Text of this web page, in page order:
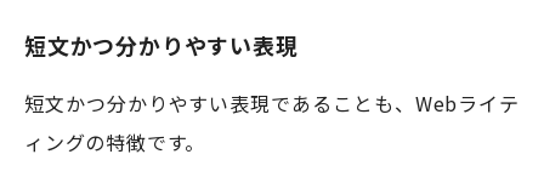
短文かつ分かりやすい表現
短文かつ分かりやすい表現であることも、Webライテ
ィングの特徴です。